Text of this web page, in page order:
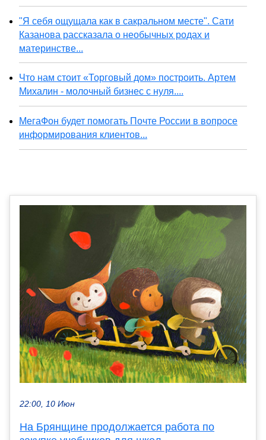
"Я себя ощущала как в сакральном месте". Сати
Казанова рассказала о необычных родах и
материнстве...
Что нам стоит «Торговый дом» построить. Артем
Михалин - молочный бизнес с нуля....
МегаФон будет помогать Почте России в вопросе
информирования клиентов...
22:00, 10 Июн
На Брянщине продолжается работа по